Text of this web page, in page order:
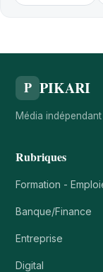
P PIKARI
Média
Rubriques
Formation -
Banque/Finance
Entreprise
Digital